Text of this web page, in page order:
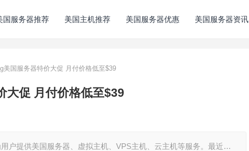
国服务器推荐 美国主机推荐 美国服务器优惠 美国服务器资讯
美国服务器特价大促 月付价格低至$39
促 月付价格低至$39
户提供美国服务器、虚拟主机、VPS主机、云主机等服务。最近…